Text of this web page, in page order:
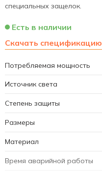
специальных защелок.
Есть в наличии
Скачать спецификацию
Потребляемая мощность
Источник света
Степень защиты
Размеры
Материал
Время аварийной работы